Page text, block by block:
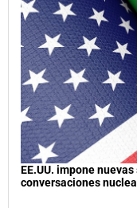
EE.UU. impone
conversaciones